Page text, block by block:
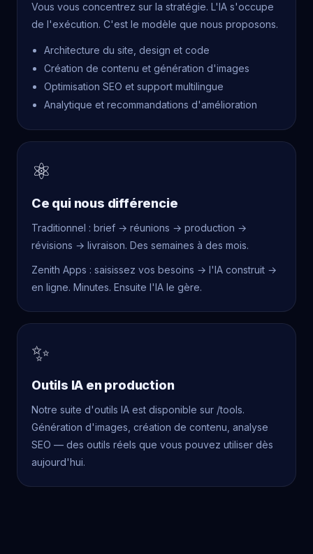
Vous vous concentrez sur la stratégie. L'IA s'occupe
de l'exécution. C'est le modèle que nous proposons.
Architecture du site, design et code
Création de contenu et génération d'images
Optimisation SEO et support multilingue
Analytique et recommandations d'amélioration
⚛
Ce qui nous différencie
Traditionnel : brief → réunions → production →
révisions → livraison. Des semaines à des mois.
Zenith Apps : saisissez vos besoins → l'IA construit →
en ligne. Minutes. Ensuite l'IA le gère.
✨
Outils IA en production
Notre suite d'outils IA est disponible sur /tools.
Génération d'images, création de contenu, analyse
SEO — des outils réels que vous pouvez utiliser dès
aujourd'hui.